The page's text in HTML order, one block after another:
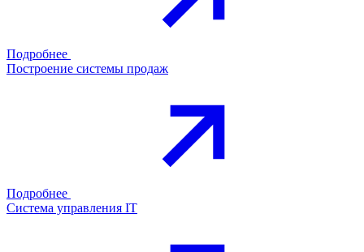
Подробнее
Построение системы продаж
Подробнее
Система управления IT